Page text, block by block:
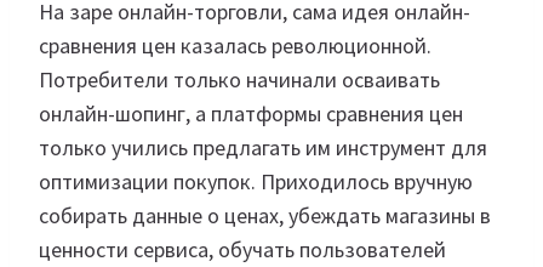
На заре онлайн-торговли, сама идея онлайн-
сравнения цен казалась революционной.
Потребители только начинали осваивать
онлайн-шопинг, а платформы сравнения цен
только учились предлагать им инструмент для
оптимизации покупок. Приходилось вручную
собирать данные о ценах, убеждать магазины в
ценности сервиса, обучать пользователей